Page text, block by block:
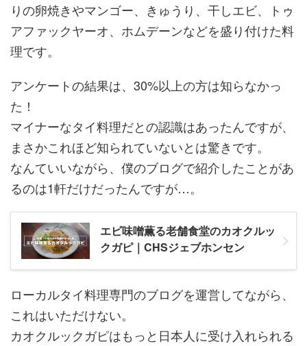
りの卵焼きやマンゴー、きゅうり、干しエビ、トゥ
アファックヤーオ、ホムデーンなどを盛り付けた料
理です。
アンケートの結果は、30%以上の方は知らなかっ
た！
マイナーなタイ料理だとの認識はあったんですが、
まさかこれほど知られていないとは驚きです。
なんていいながら、僕のブログで紹介したことがあ
るのは1軒だけだったんですが…。
エビ味噌薫る老舗食堂のカオクルッ
クガピ｜CHSジェブホンセン
ローカルタイ料理専門のブログを運営してながら、
これはいただけない。
カオクルックガピはもっと日本人に受け入れられる